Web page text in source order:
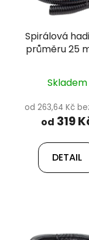
Spirálová
průměru 25
Skladem
od 263,64 Kč
od 319
DETAIL